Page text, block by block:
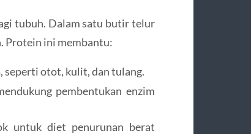
tubuh. Dalam satu butir telur
Protein ini membantu:
, seperti otot, kulit, dan tulang.
pembentukan enzim
untuk diet penurunan berat